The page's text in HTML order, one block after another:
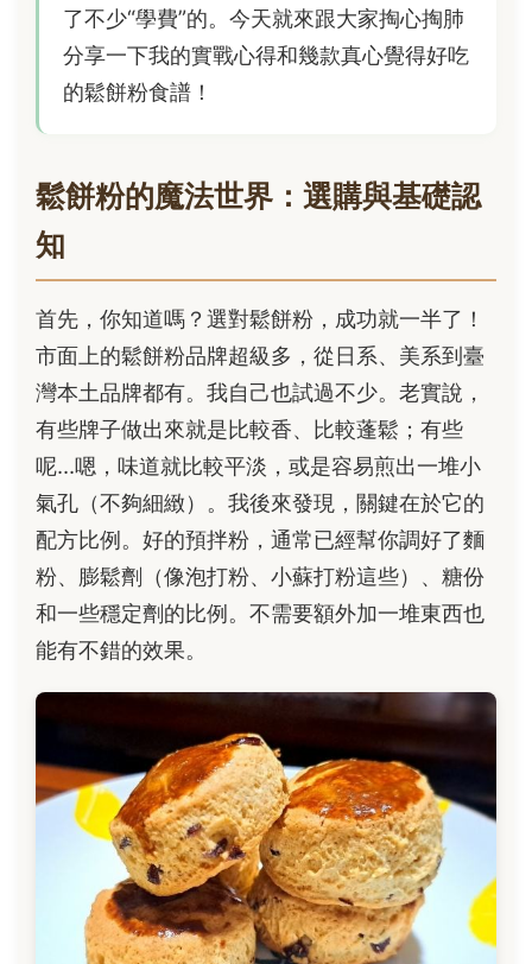
了不少“學費”的。今天就來跟大家掏心掏肺
分享一下我的實戰心得和幾款真心覺得好吃
的鬆餅粉食譜！
鬆餅粉的魔法世界：選購與基礎認
知
首先，你知道嗎？選對鬆餅粉，成功就一半了！
市面上的鬆餅粉品牌超級多，從日系、美系到臺
灣本土品牌都有。我自己也試過不少。老實說，
有些牌子做出來就是比較香、比較蓬鬆；有些
呢...嗯，味道就比較平淡，或是容易煎出一堆小
氣孔（不夠細緻）。我後來發現，關鍵在於它的
配方比例。好的預拌粉，通常已經幫你調好了麵
粉、膨鬆劑（像泡打粉、小蘇打粉這些）、糖份
和一些穩定劑的比例。不需要額外加一堆東西也
能有不錯的效果。